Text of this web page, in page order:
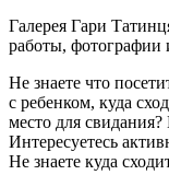
Галерея Гари
работы, фотографии
Не знаете что
с ребенком, куда
место для
Интересуетесь
Не знаете куда